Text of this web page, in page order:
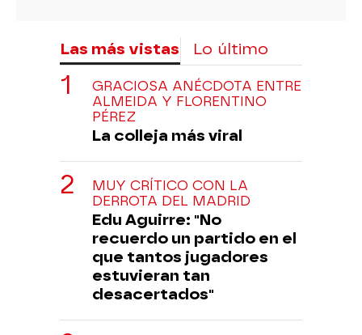
Las más vistas Lo último
GRACIOSA ANÉCDOTA ENTRE
ALMEIDA Y FLORENTINO
PÉREZ
La colleja más viral
MUY CRÍTICO CON LA
DERROTA DEL MADRID
Edu Aguirre: "No
recuerdo un partido en el
que tantos jugadores
estuvieran tan
desacertados"